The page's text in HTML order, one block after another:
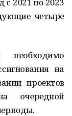
четыре
необходимо
на
проектов
очередной